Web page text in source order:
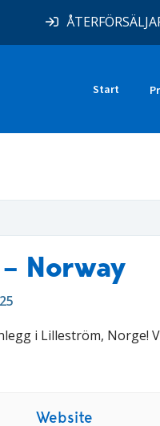
Start
Norway
i Lilleström,
Website